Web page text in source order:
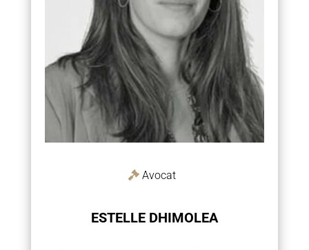
Avocat
ESTELLE DHIMOLEA